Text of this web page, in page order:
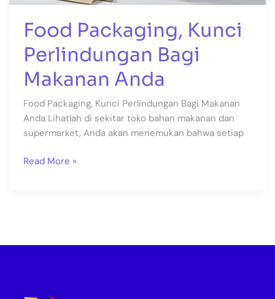
Food Packaging, Kunci
Perlindungan Bagi
Makanan Anda
Food Packaging, Kunci Perlindungan Bagi Makanan
Anda Lihatlah di sekitar toko bahan makanan dan
supermarket, Anda akan menemukan bahwa setiap
Read More »